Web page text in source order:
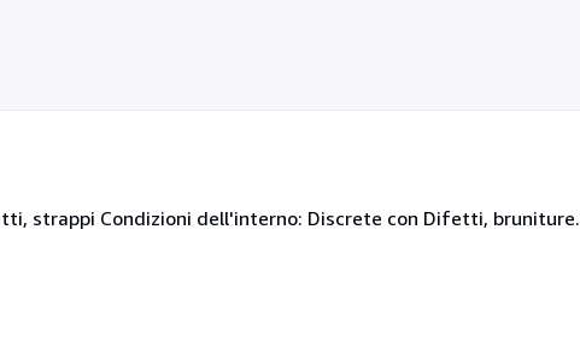
strappi Condizioni dell'interno: Discrete con Difetti, bruniture.